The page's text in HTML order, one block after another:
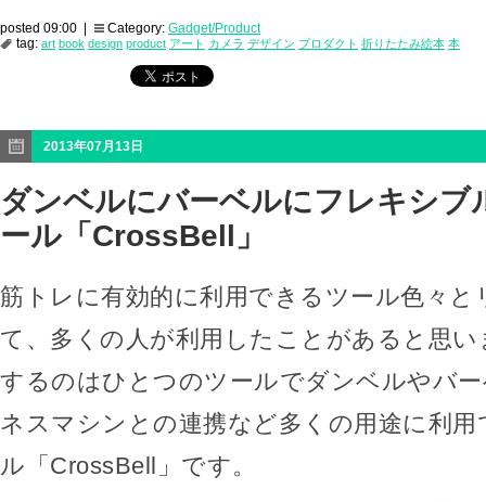
posted 09:00 | Category: Gadget/Product
tag: art book design product アート カメラ デザイン プロダクト 折りたたみ絵本 本
2013年07月13日
ダンベルにバーベルにフレキシブ
ール「CrossBell」
筋トレに有効的に利用できるツール色々
て、多くの人が利用したことがあると思い
するのはひとつのツールでダンベルやバ
ネスマシンとの連携など多くの用途に利
ル「CrossBell」です。